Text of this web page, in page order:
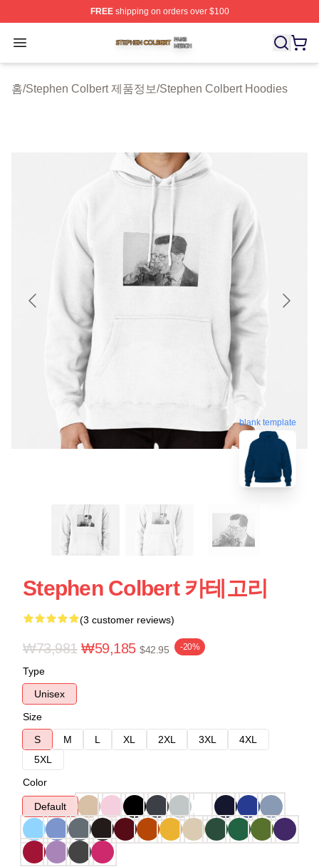
FREEshipping on orders over $100
Open menu
Stephen Colbert Shop ⚡️ Officially Licensed Stephen
홈/Stephen Colbert 제품정보/Stephen Colbert Hoodies
blank template
Stephen Colbert 카테고리
(3 customer reviews)
₩73,981 ₩59,185 $42.95 -20%
Type
Unisex
Size
S
M L XL 2XL 3XL
4XL
5XL
Color
Default